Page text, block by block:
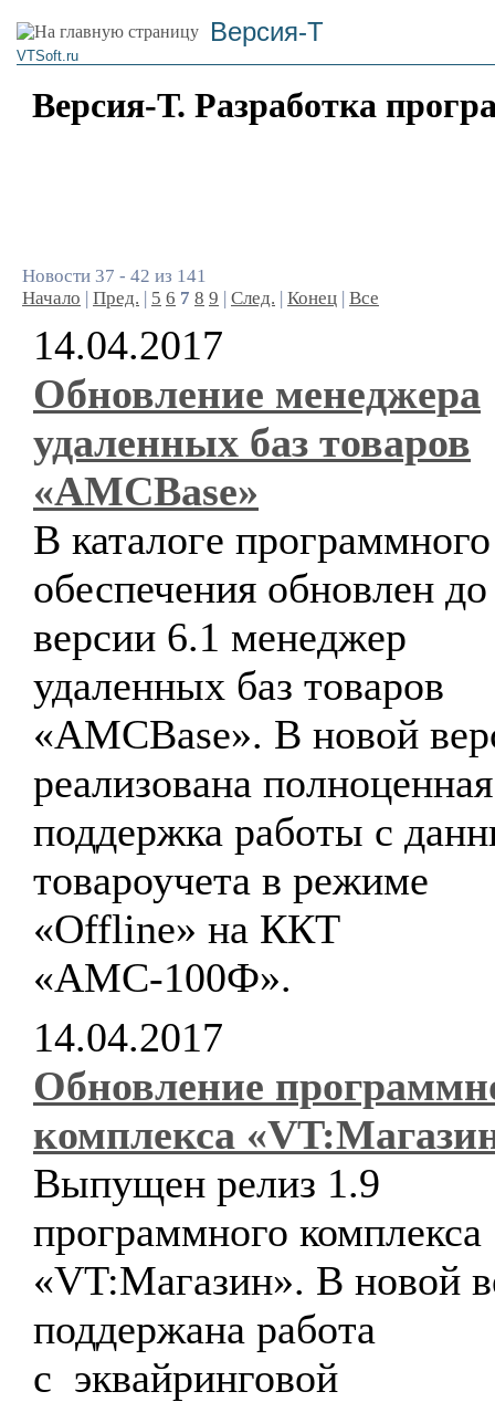
Версия-Т
VTSoft.ru
Версия-Т. Разработка
Новости 37 - 42 из 141
Начало | Пред. | 5 6 7 8 9 | След. | Конец | Все
14.04.2017
Обновление менеджера
удаленных баз товаров
«AMCBase»
В каталоге программного
обеспечения обновлен до
версии 6.1 менеджер
удаленных баз товаров
«AMCBase». В новой
реализована полноценная
поддержка работы с
товароучета в режиме
«Offline» на ККТ
«АМС-100Ф».
14.04.2017
Обновление
комплекса
Выпущен релиз 1.9
программного комплекса
«VT:Магазин». В новой
поддержана работа
с эквайринговой